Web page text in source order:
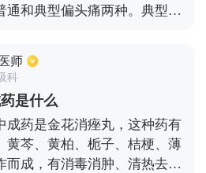
通和典型偏头痛两种。典型偏
头痛有特效，如中药中药天麻
，治疗效果佳。若能结合针灸
到更好的效果。患者平时需保
注意放松，解除对头痛的恐
师
科
是什么
成药是金花消痤丸，这种药有
黄芩、黄柏、栀子、桔梗、薄
而成，有消毒消肿、清热去火